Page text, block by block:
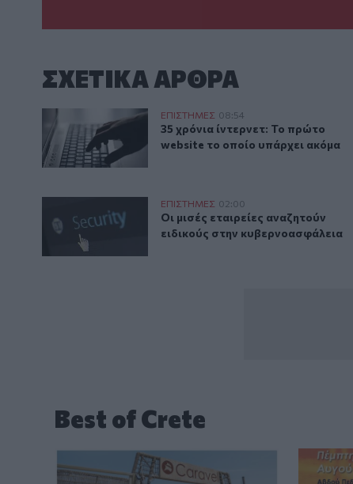
ΣΧΕΤΙΚA AΡΘΡΑ
35 χρόνια ίντερνετ: Το πρώτο website το οποίο
ΕΠΙΣΤΗΜΕΣ 08:54
35 χρόνια ίντερνετ: Το πρώτο
35 χρόνια ίντερνετ: Το πρώτο
website το οποίο υπάρχει ακόμα
Οι μισές εταιρείες αναζητούν ειδικούς στην
ΕΠΙΣΤΗΜΕΣ 02:00
Οι μισές εταιρείες αναζητούν
Οι μισές εταιρείες αναζητούν
ειδικούς στην κυβερνοασφάλεια
Best of Crete